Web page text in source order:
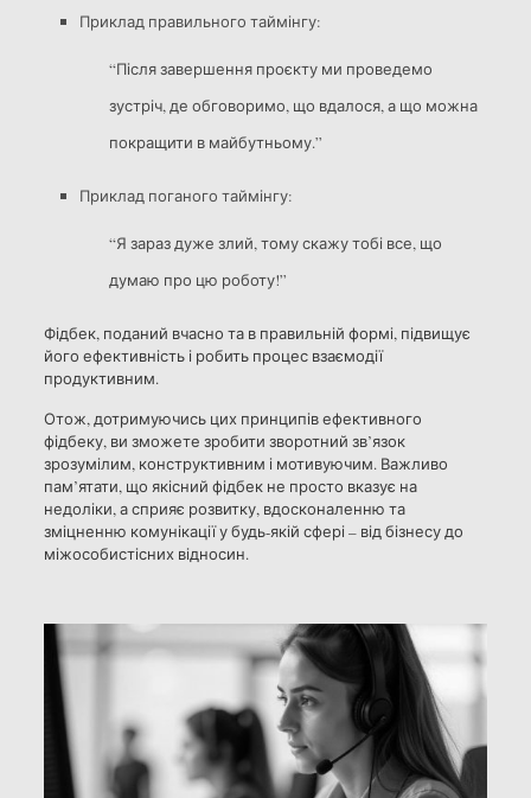
Приклад правильного таймінгу:
“Після завершення проєкту ми проведемо
зустріч, де обговоримо, що вдалося, а що можна
покращити в майбутньому.”
Приклад поганого таймінгу:
“Я зараз дуже злий, тому скажу тобі все, що
думаю про цю роботу!”
Фідбек, поданий вчасно та в правильній формі, підвищує
його ефективність і робить процес взаємодії
продуктивним.
Отож, дотримуючись цих принципів ефективного
фідбеку, ви зможете зробити зворотний зв’язок
зрозумілим, конструктивним і мотивуючим. Важливо
пам’ятати, що якісний фідбек не просто вказує на
недоліки, а сприяє розвитку, вдосконаленню та
зміцненню комунікації у будь-якій сфері – від бізнесу до
міжособистісних відносин.